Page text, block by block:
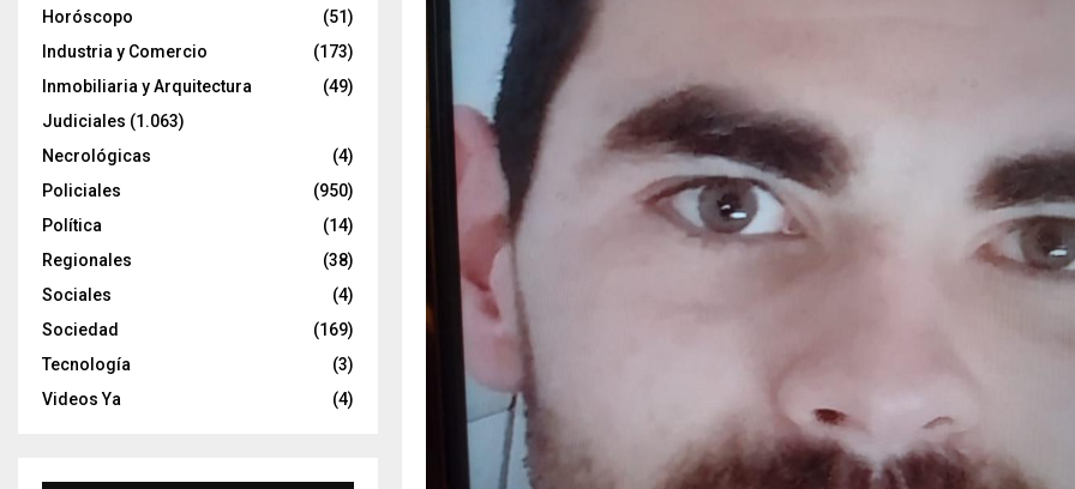
Horóscopo
(51)
Industria y Comercio
(173)
Inmobiliaria y Arquitectura
(49)
Judiciales (1.063)
Necrológicas
(4)
Policiales
(950)
Política
(14)
Regionales
(38)
Sociales
(4)
Sociedad
(169)
Tecnología
(3)
Videos Ya
(4)